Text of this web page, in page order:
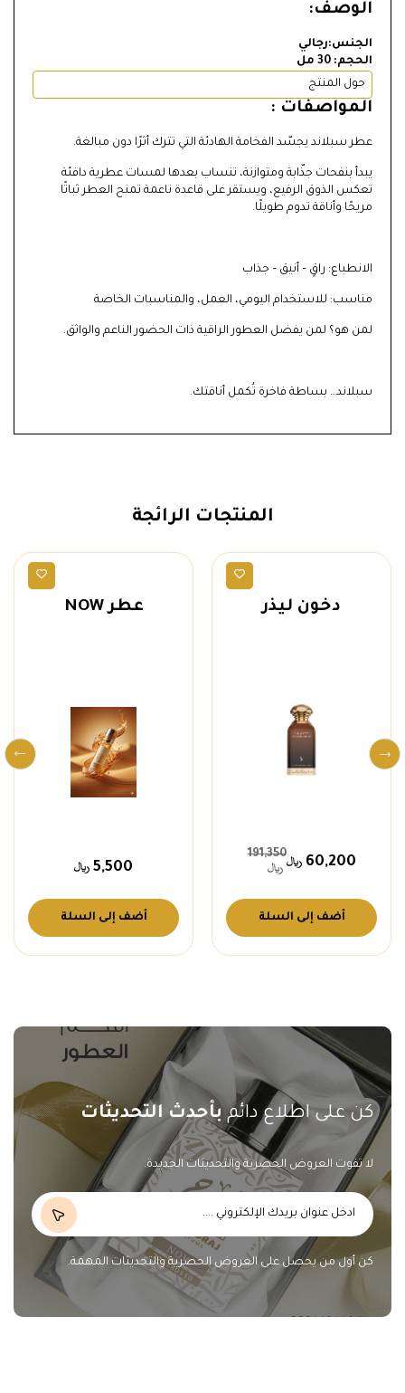
الوصف:
الجنس:رجالي
الحجم: 30 مل
حول المنتج
المواصفات :
عطر سبلاند يجسّد الفخامة الهادئة التي تترك أثرًا دون مبالغة.
يبدأ بنفحات جذّابة ومتوازنة، تنساب بعدها لمسات عطرية دافئة
تعكس الذوق الرفيع، ويستقر على قاعدة ناعمة تمنح العطر ثباتًا
مريحًا وأناقة تدوم طويلًا.
الانطباع: راقٍ – أنيق – جذاب
مناسب: للاستخدام اليومي، العمل، والمناسبات الخاصة
لمن هو؟ لمن يفضل العطور الراقية ذات الحضور الناعم والواثق.
سبلاند… بساطة فاخرة تُكمل أناقتك.
المنتجات الرائجة
دخون ليذر
60,200
191,350
أضف إلى السلة
عطر NOW
5,500
أضف إلى السلة
كن على اطلاع دائمبأحدث التحديثات
لا تفوت العروض الحصرية والتحديثات الجديدة.
كن أول من يحصل على العروض الحصرية والتحديثات المهمة.